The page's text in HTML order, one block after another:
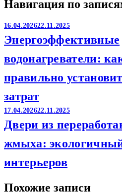
Навигация по
16.04.202622.11.2025
Энергоэффективные
водонагреватели:
правильно
затрат
17.04.202622.11.2025
Двери из
жмыха:
интерьеров
Похожие записи